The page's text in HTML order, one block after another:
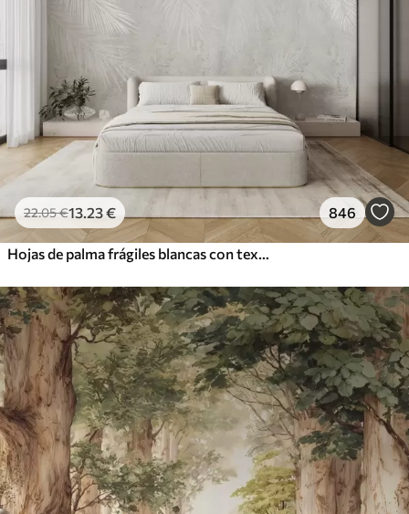
22.05€13.23€ 846
Hojas de palma frágiles blancas con textura grunge